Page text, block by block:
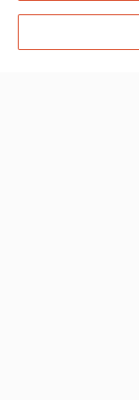
О нас